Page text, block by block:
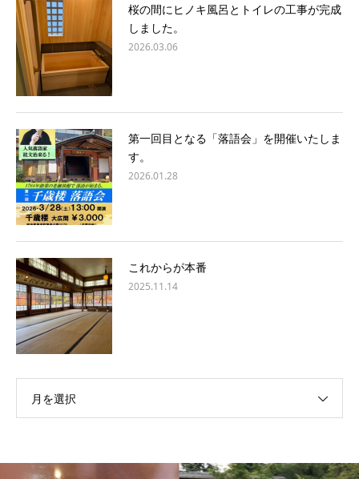
桜の間にヒノキ風呂とトイレの工事が完成
しました。
2026.03.06
第一回目となる「落語会」を開催いたしま
す。
2026.01.28
これからが本番
2025.11.14
月を選択